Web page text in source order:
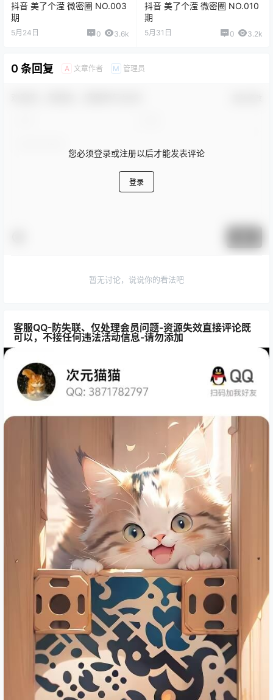
抖音 美了个滢 微密圈 NO.003
期
5月24日 0 3.6k
抖音 美了个滢 微密圈 NO.010
期
5月31日 0 3.2k
0 条回复 A 文章作者 M 管理员
您必须登录或注册以后才能发表评论
登录
暂无讨论，说说你的看法吧
客服QQ-防失联、仅处理会员问题-资源失效直接评论既
可以，不接任何违法活动信息-请勿添加